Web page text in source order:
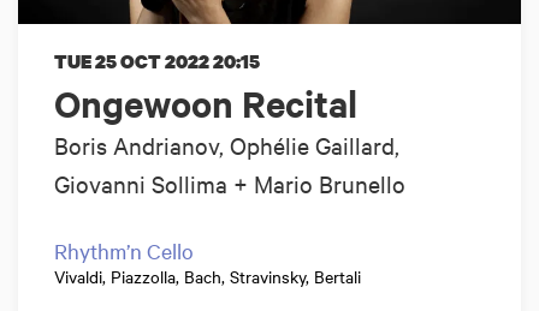
Ongewoon Recital
Boris Andrianov, Ophélie Gaillard,
Giovanni Sollima + Mario Brunello
TUE 25 OCT 202220:15
Rhythm’n Cello
Vivaldi, Piazzolla, Bach, Stravinsky, Bertali